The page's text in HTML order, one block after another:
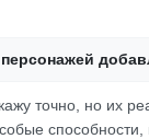
точно, но их
способности,